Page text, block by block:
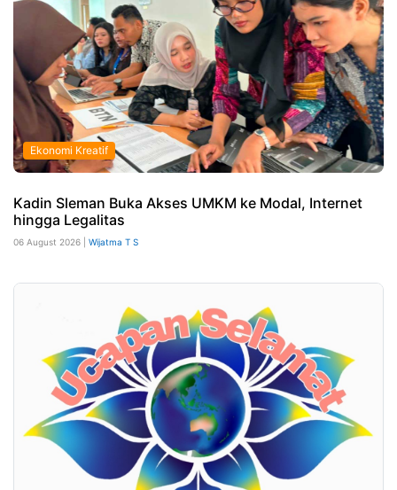
Ekonomi Kreatif
Kadin Sleman Buka Akses UMKM ke Modal, Internet
hingga Legalitas
06 August 2026 | Wijatma T S